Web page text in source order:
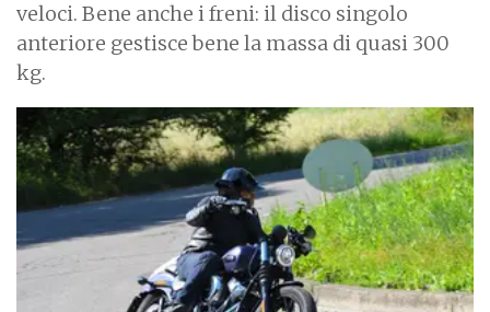
veloci. Bene anche i freni: il disco singolo
anteriore gestisce bene la massa di quasi 300
kg.
m
a
g
e